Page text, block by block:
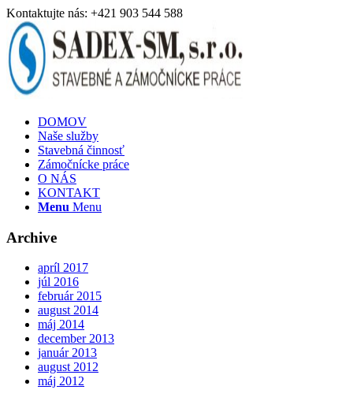
Kontaktujte nás: +421 903 544 588
DOMOV
Naše služby
Stavebná činnosť
Zámočnícke práce
O NÁS
KONTAKT
Menu Menu
Archive
apríl 2017
júl 2016
február 2015
august 2014
máj 2014
december 2013
január 2013
august 2012
máj 2012